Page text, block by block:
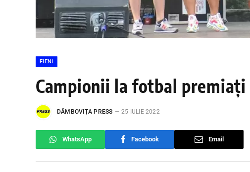
FIENI
Campionii la fotbal
DÂMBOVIŢA PRESS 25 IULIE 2022
WhatsApp Facebook Email